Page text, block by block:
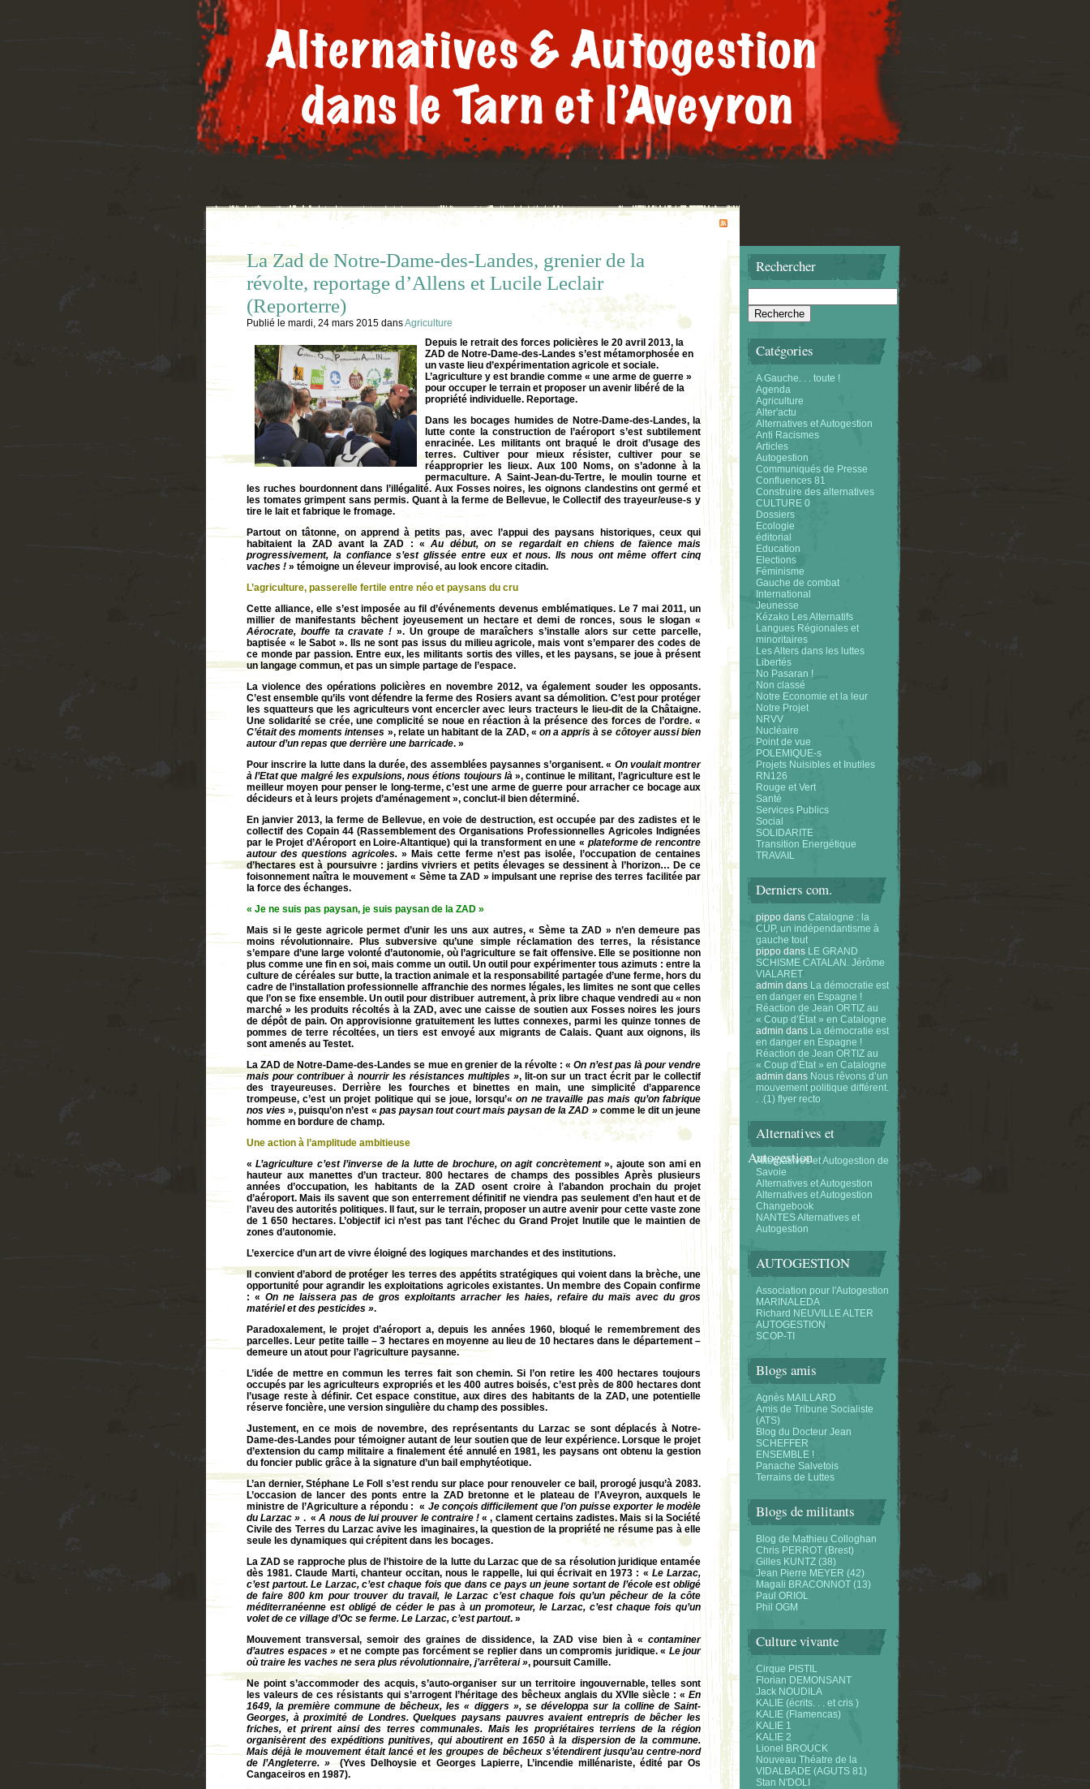
La Zad de Notre-Dame-des-Landes, grenier de la
révolte, reportage d’Allens et Lucile Leclair
(Reporterre)
Publié le mardi, 24 mars 2015 dansAgriculture
Depuis le retrait des forces policières le 20 avril 2013, la
ZAD de Notre-Dame-des-Landes s’est métamorphosée en
un vaste lieu d’expérimentation agricole et sociale.
L’agriculture y est brandie comme « une arme de guerre »
pour occuper le terrain et proposer un avenir libéré de la
propriété individuelle. Reportage.
Dans les bocages humides de Notre-Dame-des-Landes, la
lutte conte la construction de l’aéroport s’est subtilement
enracinée. Les militants ont braqué le droit d’usage des
terres. Cultiver pour mieux résister, cultiver pour se
réapproprier les lieux. Aux 100 Noms, on s’adonne à la
permaculture. A Saint-Jean-du-Tertre, le moulin tourne et
les ruches bourdonnent dans l’illégalité. Aux Fosses noires, les oignons clandestins ont germé et
les tomates grimpent sans permis. Quant à la ferme de Bellevue, le Collectif des trayeur/euse-s y
tire le lait et fabrique le fromage.
Partout on tâtonne, on apprend à petits pas, avec l’appui des paysans historiques, ceux qui
habitaient la ZAD avant la ZAD : «Au début, on se regardait en chiens de faïence mais
progressivement, la confiance s’est glissée entre eux et nous. Ils nous ont même offert cinq
vaches ! » témoigne un éleveur improvisé, au look encore citadin.
L’agriculture, passerelle fertile entre néo et paysans du cru
Cette alliance, elle s’est imposée au fil d’événements devenus emblématiques. Le 7 mai 2011, un
millier de manifestants bêchent joyeusement un hectare et demi de ronces, sous le slogan «
Aérocrate, bouffe ta cravate ! ». Un groupe de maraîchers s’installe alors sur cette parcelle,
baptisée « le Sabot ». Ils ne sont pas issus du milieu agricole, mais vont s’emparer des codes de
ce monde par passion. Entre eux, les militants sortis des villes, et les paysans, se joue à présent
un langage commun, et pas un simple partage de l’espace.
La violence des opérations policières en novembre 2012, va également souder les opposants.
C’est ensemble qu’ils vont défendre la ferme des Rosiers avant sa démolition. C’est pour protéger
les squatteurs que les agriculteurs vont encercler avec leurs tracteurs le lieu-dit de la Châtaigne.
Une solidarité se crée, une complicité se noue en réaction à la présence des forces de l’ordre. «
C’était des moments intenses », relate un habitant de la ZAD, « on a appris à se côtoyer aussi bien
autour d’un repas que derrière une barricade. »
Pour inscrire la lutte dans la durée, des assemblées paysannes s’organisent. « On voulait montrer
à l’Etat que malgré les expulsions, nous étions toujours là », continue le militant, l’agriculture est le
meilleur moyen pour penser le long-terme, c’est une arme de guerre pour arracher ce bocage aux
décideurs et à leurs projets d’aménagement », conclut-il bien déterminé.
En janvier 2013, la ferme de Bellevue, en voie de destruction, est occupée par des zadistes et le
collectif des Copain 44 (Rassemblement des Organisations Professionnelles Agricoles Indignées
par le Projet d’Aéroport en Loire-Altantique) qui la transforment en une « plateforme de rencontre
autour des questions agricoles.» Mais cette ferme n’est pas isolée, l’occupation de centaines
d’hectares est à poursuivre : jardins vivriers et petits élevages se dessinent à l’horizon… De ce
foisonnement naîtra le mouvement « Sème ta ZAD » impulsant une reprise des terres facilitée par
la force des échanges.
« Je ne suis pas paysan, je suis paysan de la ZAD »
Mais si le geste agricole permet d’unir les uns aux autres, « Sème ta ZAD » n’en demeure pas
moins révolutionnaire. Plus subversive qu’une simple réclamation des terres, la résistance
s’empare d’une large volonté d’autonomie, où l’agriculture se fait offensive. Elle se positionne non
plus comme une fin en soi, mais comme un outil. Un outil pour expérimenter tous azimuts : entre la
culture de céréales sur butte, la traction animale et la responsabilité partagée d’une ferme, hors du
cadre de l’installation professionnelle affranchie des normes légales, les limites ne sont que celles
que l’on se fixe ensemble. Un outil pour distribuer autrement, à prix libre chaque vendredi au « non
marché » les produits récoltés à la ZAD, avec une caisse de soutien aux Fosses noires les jours
de dépôt de pain. On approvisionne gratuitement les luttes connexes, parmi les quinze tonnes de
pommes de terre récoltées, un tiers est envoyé aux migrants de Calais. Quant aux oignons, ils
sont amenés au Testet.
La ZAD de Notre-Dame-des-Landes se mue en grenier de la révolte : «On n’est pas là pour vendre
mais pour contribuer à nourrir les résistances multiples », lit-on sur un tract écrit par le collectif
des trayeureuses. Derrière les fourches et binettes en main, une simplicité d’apparence
trompeuse, c’est un projet politique qui se joue, lorsqu’«on ne travaille pas mais qu’on fabrique
nos vies », puisqu’on n’est « pas paysan tout court mais paysan de la ZAD »comme le dit un jeune
homme en bordure de champ.
Une action à l’amplitude ambitieuse
« L’agriculture c’est l’inverse de la lutte de brochure, on agit concrètement», ajoute son ami en
hauteur aux manettes d’un tracteur. 800 hectares de champs des possibles Après plusieurs
années d’occupation, les habitants de la ZAD osent croire à l’abandon prochain du projet
d’aéroport. Mais ils savent que son enterrement définitif ne viendra pas seulement d’en haut et de
l’aveu des autorités politiques. Il faut, sur le terrain, proposer un autre avenir pour cette vaste zone
de 1 650 hectares. L’objectif ici n’est pas tant l’échec du Grand Projet Inutile que le maintien de
zones d’autonomie.
L’exercice d’un art de vivre éloigné des logiques marchandes et des institutions.
Il convient d’abord de protéger les terres des appétits stratégiques qui voient dans la brèche, une
opportunité pour agrandir les exploitations agricoles existantes. Un membre des Copain confirme
: « On ne laissera pas de gros exploitants arracher les haies, refaire du maïs avec du gros
matériel et des pesticides ».
Paradoxalement, le projet d’aéroport a, depuis les années 1960, bloqué le remembrement des
parcelles. Leur petite taille – 3 hectares en moyenne au lieu de 10 hectares dans le département –
demeure un atout pour l’agriculture paysanne.
L’idée de mettre en commun les terres fait son chemin. Si l’on retire les 400 hectares toujours
occupés par les agriculteurs expropriés et les 400 autres boisés, c’est près de 800 hectares dont
l’usage reste à définir. Cet espace constitue, aux dires des habitants de la ZAD, une potentielle
réserve foncière, une version singulière du champ des possibles.
Justement, en ce mois de novembre, des représentants du Larzac se sont déplacés à Notre-
Dame-des-Landes pour témoigner autant de leur soutien que de leur expérience. Lorsque le projet
d’extension du camp militaire a finalement été annulé en 1981, les paysans ont obtenu la gestion
du foncier public grâce à la signature d’un bail emphytéotique.
L’an dernier, Stéphane Le Foll s’est rendu sur place pour renouveler ce bail, prorogé jusqu’à 2083.
L’occasion de lancer des ponts entre la ZAD bretonne et le plateau de l’Aveyron, auxquels le
ministre de l’Agriculture a répondu : « Je conçois difficilement que l’on puisse exporter le modèle
du Larzac » . «A nous de lui prouver le contraire !« , clament certains zadistes. Mais si la Société
Civile des Terres du Larzac avive les imaginaires, la question de la propriété ne résume pas à elle
seule les dynamiques qui crépitent dans les bocages.
La ZAD se rapproche plus de l’histoire de la lutte du Larzac que de sa résolution juridique entamée
dès 1981. Claude Marti, chanteur occitan, nous le rappelle, lui qui écrivait en 1973 : « Le Larzac,
c’est partout. Le Larzac, c’est chaque fois que dans ce pays un jeune sortant de l’école est obligé
de faire 800 km pour trouver du travail, le Larzac c’est chaque fois qu’un pêcheur de la côte
méditerranéenne est obligé de céder le pas à un promoteur, le Larzac, c’est chaque fois qu’un
volet de ce village d’Oc se ferme. Le Larzac, c’est partout. »
Mouvement transversal, semoir des graines de dissidence, la ZAD vise bien à « contaminer
d’autres espaces » et ne compte pas forcément se replier dans un compromis juridique. « Le jour
où traire les vaches ne sera plus révolutionnaire, j’arrêterai », poursuit Camille.
Ne point s’accommoder des acquis, s’auto-organiser sur un territoire ingouvernable, telles sont
les valeurs de ces résistants qui s’arrogent l’héritage des bêcheux anglais du XVIIe siècle : « En
1649, la première commune de bêcheux, les « diggers », se développa sur la colline de Saint-
Georges, à proximité de Londres. Quelques paysans pauvres avaient entrepris de bêcher les
friches, et prirent ainsi des terres communales. Mais les propriétaires terriens de la région
organisèrent des expéditions punitives, qui aboutirent en 1650 à la dispersion de la commune.
Mais déjà le mouvement était lancé et les groupes de bêcheux s’étendirent jusqu’au centre-nord
de l’Angleterre. »(Yves Delhoysie et Georges Lapierre, L’incendie millénariste, édité par Os
Cangaceiros en 1987).
Rechercher
Catégories
A Gauche. . . toute !
Agenda
Agriculture
Alter'actu
Alternatives et Autogestion
Anti Racismes
Articles
Autogestion
Communiqués de Presse
Confluences 81
Construire des alternatives
CULTURE 0
Dossiers
Ecologie
éditorial
Education
Elections
Féminisme
Gauche de combat
International
Jeunesse
Kézako Les Alternatifs
Langues Régionales et
minoritaires
Les Alters dans les luttes
Libertés
No Pasaran !
Non classé
Notre Economie et la leur
Notre Projet
NRVV
Nucléaire
Point de vue
POLEMIQUE-s
Projets Nuisibles et Inutiles
RN126
Rouge et Vert
Santé
Services Publics
Social
SOLIDARITE
Transition Energétique
TRAVAIL
Derniers com.
pippo dans Catalogne : la
CUP, un indépendantisme à
gauche tout
pippo dans LE GRAND
SCHISME CATALAN. Jérôme
VIALARET
admin dans La démocratie est
en danger en Espagne !
Réaction de Jean ORTIZ au
« Coup d’État » en Catalogne
admin dans La démocratie est
en danger en Espagne !
Réaction de Jean ORTIZ au
« Coup d’État » en Catalogne
admin dans Nous rêvons d’un
mouvement politique différent.
. .(1) flyer recto
Alternatives et
Autogestion
Alternatifves et Autogestion de
Savoie
Alternatives et Autogestion
Alternatives et Autogestion
Changebook
NANTES Alternatives et
Autogestion
AUTOGESTION
Association pour l'Autogestion
MARINALEDA
Richard NEUVILLE ALTER
AUTOGESTION
SCOP-TI
Blogs amis
Agnès MAILLARD
Amis de Tribune Socialiste
(ATS)
Blog du Docteur Jean
SCHEFFER
ENSEMBLE !
Panache Salvetois
Terrains de Luttes
Blogs de militants
Blog de Mathieu Colloghan
Chris PERROT (Brest)
Gilles KUNTZ (38)
Jean Pierre MEYER (42)
Magali BRACONNOT (13)
Paul ORIOL
Phil OGM
Culture vivante
Cirque PISTIL
Florian DEMONSANT
Jack NOUDILA
KALIE (écrits. . . et cris )
KALIE (Flamencas)
KALIE 1
KALIE 2
Lionel BROUCK
Nouveau Théatre de la
VIDALBADE (AGUTS 81)
Stan N'DOLI